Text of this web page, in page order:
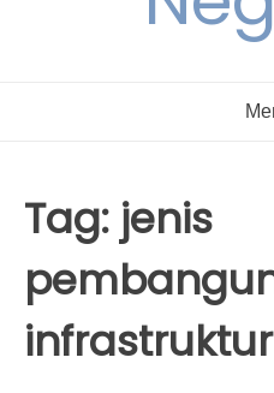
Tag: jenis
infrastruktur